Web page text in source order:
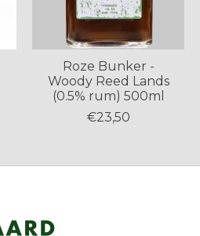
Roze Bunker -
Woody Reed Lands
(0.5% rum) 500ml
€23,50